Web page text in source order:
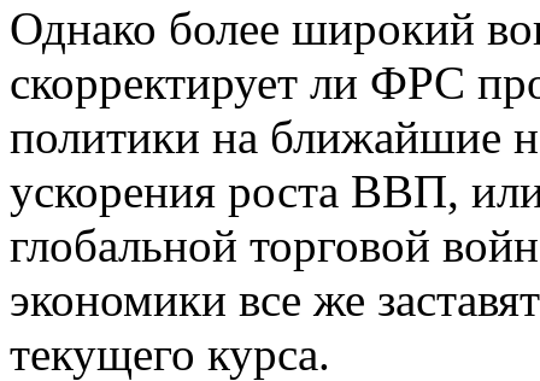
Однако более широкий
скорректирует ли ФРС
политики на ближайшие
ускорения роста ВВП,
глобальной торговой
экономики все же
текущего курса.